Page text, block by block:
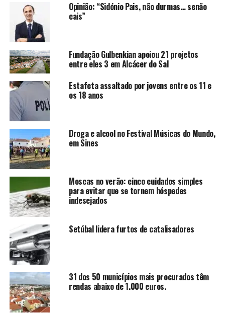
Opinião: “Sidónio Pais, não durmas… senão
cais”
Fundação Gulbenkian apoiou 21 projetos
entre eles 3 em Alcácer do Sal
Estafeta assaltado por jovens entre os 11 e
os 18 anos
Droga e alcool no Festival Músicas do Mundo,
em Sines
Moscas no verão: cinco cuidados simples
para evitar que se tornem hóspedes
indesejados
Setúbal lidera furtos de catalisadores
31 dos 50 municípios mais procurados têm
rendas abaixo de 1.000 euros.